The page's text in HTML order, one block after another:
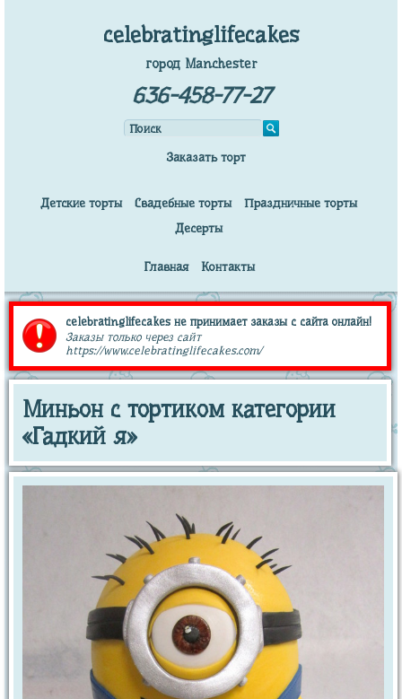
celebratinglifecakes
город Manchester
636-458-77-27
Заказать торт
Детские торты Свадебные торты
Праздничные торты
Десерты
Главная Контакты
celebratinglifecakes не принимает заказы с сайта онлайн!
Заказы только через сайт
https://www.celebratinglifecakes.com/
Миньон с тортиком категории
«Гадкий я»